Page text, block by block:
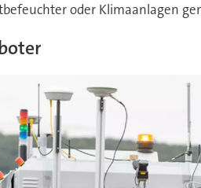
oder Klimaanlagen